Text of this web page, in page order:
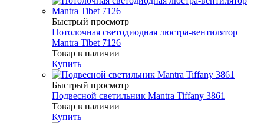
Быстрый просмотр
Потолочная светодиодная люстра-вентилятор
Mantra Tibet 7126
Товар в наличии
Купить
Быстрый просмотр
Подвесной светильник Mantra Tiffany 3861
Товар в наличии
Купить